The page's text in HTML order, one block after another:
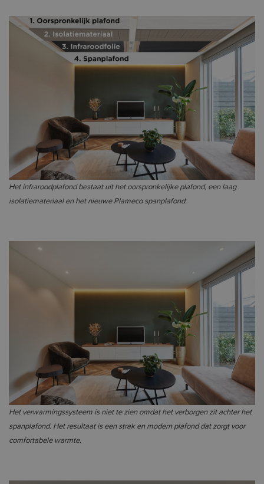
Het infraroodplafond bestaat uit het oorspronkelijke plafond, een laag
isolatiemateriaal en het nieuwe Plameco spanplafond.
Het verwarmingssysteem is niet te zien omdat het verborgen zit achter het
spanplafond. Het resultaat is een strak en modern plafond dat zorgt voor
comfortabele warmte.